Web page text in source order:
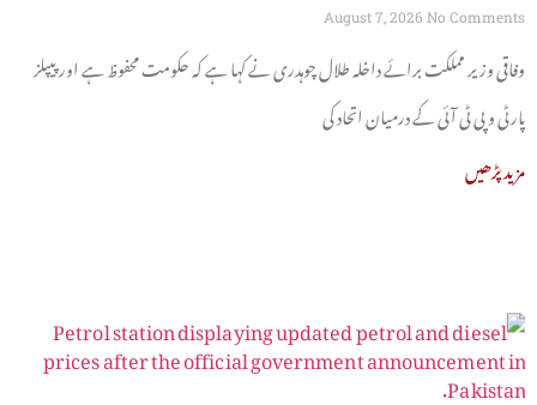
چوہدری
August 7, 2026 No Comments
وفاقی وزیر مملکت برائے داخلہ طلال چوہدری نے کہا ہے کہ حکومت محفوظ ہے اور پیپلز
پارٹی و پی ٹی آئی کے درمیان اتحاد کی
مزید پڑھیں